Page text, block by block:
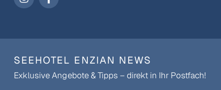
SEEHOTEL ENZIAN NEWS
Exklusive Angebote & Tipps – direkt in Ihr Postfach!